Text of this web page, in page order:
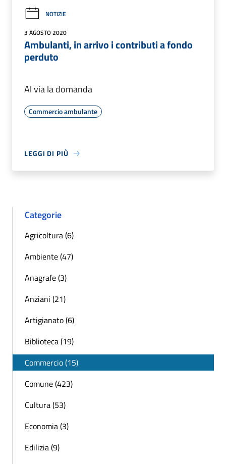
NOTIZIE
3 AGOSTO 2020
Ambulanti, in arrivo i contributi a fondo
perduto
Al via la domanda
Commercio ambulante
LEGGI DI PIÙ
Categorie
Agricoltura (6)
Ambiente (47)
Anagrafe (3)
Anziani (21)
Artigianato (6)
Biblioteca (19)
Commercio (15)
Comune (423)
Cultura (53)
Economia (3)
Edilizia (9)